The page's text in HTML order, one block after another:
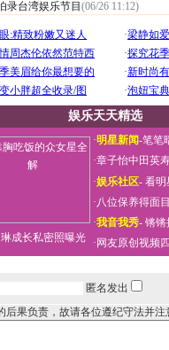
录台湾娱乐节目 (06/26 11:12)
娱乐天天精选
成长私密照曝光
·明星新闻-笔笔
·章子怡中田英
·娱乐社区- 看明
·八位保养得面
·我音我秀- 锵锵
· 网友原创视频
匿名发出
果负责，故请各位遵纪守法并注